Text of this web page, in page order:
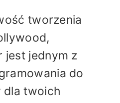
tworzenia
jest jednym z
do
dla twoich